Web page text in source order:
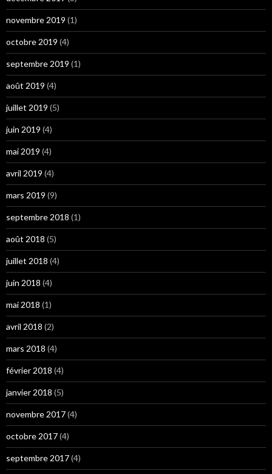
novembre 2019 (1)
octobre 2019 (4)
septembre 2019 (1)
août 2019 (4)
juillet 2019 (5)
juin 2019 (4)
mai 2019 (4)
avril 2019 (4)
mars 2019 (9)
septembre 2018 (1)
août 2018 (5)
juillet 2018 (4)
juin 2018 (4)
mai 2018 (1)
avril 2018 (2)
mars 2018 (4)
février 2018 (4)
janvier 2018 (5)
novembre 2017(4)
octobre 2017(4)
septembre 2017(4)